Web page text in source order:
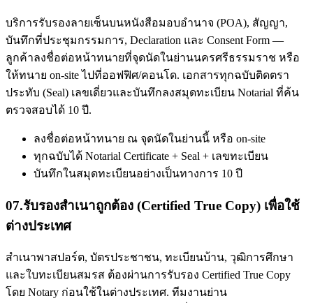
บริการรับรองลายเซ็นบนหนังสือมอบอำนาจ (POA), สัญญา,
บันทึกที่ประชุมกรรมการ, Declaration และ Consent Form —
ลูกค้าลงชื่อต่อหน้าทนายที่จุดนัดในย่านนครศรีธรรมราช หรือ
ให้ทนาย on-site ไปที่ออฟฟิศ/คอนโด. เอกสารทุกฉบับติดตรา
ประทับ (Seal) เลขเดี่ยวและบันทึกลงสมุดทะเบียน Notarial ที่ค้น
ตรวจสอบได้ 10 ปี.
ลงชื่อต่อหน้าทนาย ณ จุดนัดในย่านนี้ หรือ on-site
ทุกฉบับได้ Notarial Certificate + Seal + เลขทะเบียน
บันทึกในสมุดทะเบียนอย่างเป็นทางการ 10 ปี
07.รับรองสำเนาถูกต้อง (Certified True Copy) เพื่อใช้
ต่างประเทศ
สำเนาพาสปอร์ต, บัตรประชาชน, ทะเบียนบ้าน, วุฒิการศึกษา
และใบทะเบียนสมรส ต้องผ่านการรับรอง Certified True Copy
โดย Notary ก่อนใช้ในต่างประเทศ. ทีมงานย่าน